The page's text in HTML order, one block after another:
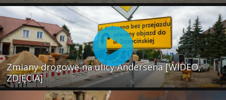
Zmiany drogowe na ulicy Andersena [WIDEO,
ZDJĘCIA]